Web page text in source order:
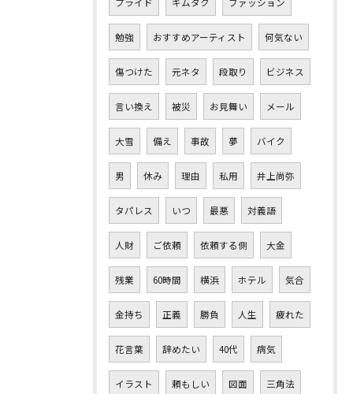
勉強 おすすめアーティスト 何気ない
傷つけた 元ネタ 段取り ビジネス
言い換え 被災 お見舞い メール
大雪 備え 事故 夢 バイク
男 休み 理由 私用 井上尚弥
タパレス いつ 最悪 対義語
人財 ご依頼 依頼する側 大金
残業 60時間 横浜 ホテル 気合
金持ち 正義 勝負 人生 疲れた
花言葉 辞めたい 40代 病気
イラスト 頼もしい 図面 三角法